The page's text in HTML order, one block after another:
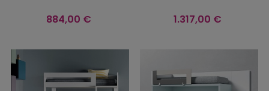
Precio
884,00 € Precio
1.317,00 €